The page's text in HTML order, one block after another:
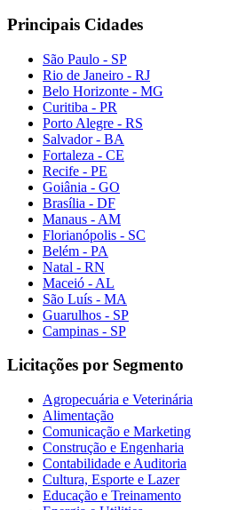
Principais Cidades
São Paulo - SP
Rio de Janeiro - RJ
Belo Horizonte - MG
Curitiba - PR
Porto Alegre - RS
Salvador - BA
Fortaleza - CE
Recife - PE
Goiânia - GO
Brasília - DF
Manaus - AM
Florianópolis - SC
Belém - PA
Natal - RN
Maceió - AL
São Luís - MA
Guarulhos - SP
Campinas - SP
Licitações por Segmento
Agropecuária e Veterinária
Alimentação
Comunicação e Marketing
Construção e Engenharia
Contabilidade e Auditoria
Cultura, Esporte e Lazer
Educação e Treinamento